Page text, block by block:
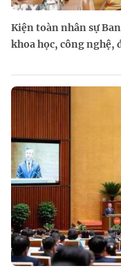
Kiện toàn nhân sự
khoa học, công nghệ,